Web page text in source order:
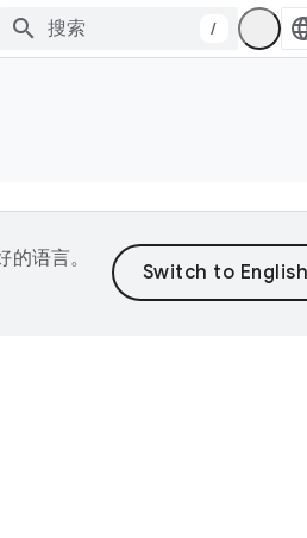
/
语言。